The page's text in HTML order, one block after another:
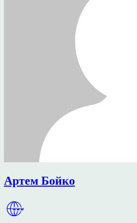
Артем Бойко